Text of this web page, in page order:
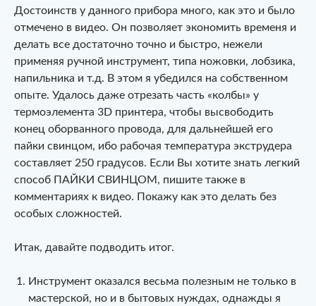
Достоинств у данного прибора много, как это и было
отмечено в видео. Он позволяет экономить временя и
делать все достаточно точно и быстро, нежели
применяя ручной инструмент, типа ножовки, лобзика,
напильника и т.д. В этом я убедился на собственном
опыте. Удалось даже отрезать часть «колбы» у
термоэлемента 3D принтера, чтобы высвободить
конец оборванного провода, для дальнейшей его
пайки свинцом, ибо рабочая температура экструдера
составляет 250 градусов. Если Вы хотите знать легкий
способ ПАЙКИ СВИНЦОМ, пишите также в
комментариях к видео. Покажу как это делать без
особых сложностей.
Итак, давайте подводить итог.
Инструмент оказался весьма полезным не только в
мастерской, но и в бытовых нуждах, однажды я